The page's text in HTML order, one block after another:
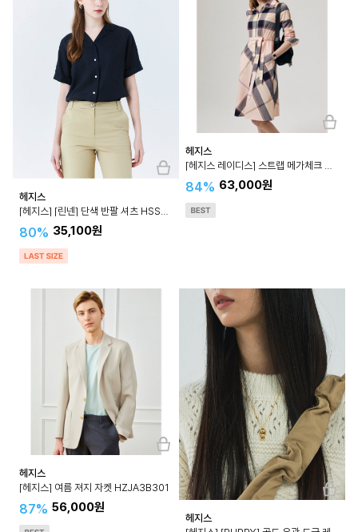
헤지스
80% 35,100원
헤지스
[헤지스 레이디스] 스트랩 메가체크 긴팔 셔츠형원피스 HSDR3BC21
84% 63,000원
헤지스
[헤지스] 여름 져지 자켓 HZJA3B301
87% 56,000원
헤지스